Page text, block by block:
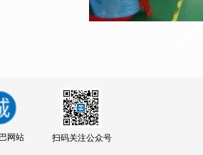
网站 扫码关注公众号